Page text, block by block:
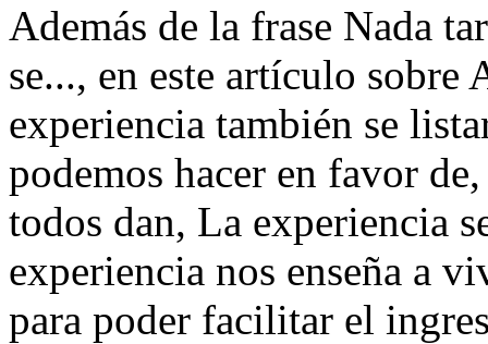
Además de la frase Nada
se..., en este artículo sobre
experiencia también se
podemos hacer en favor
todos dan, La experiencia
experiencia nos enseña a
para poder facilitar el